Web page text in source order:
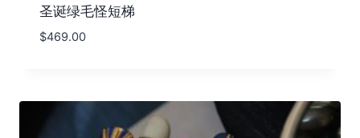
圣诞绿毛怪短梯
$469.00